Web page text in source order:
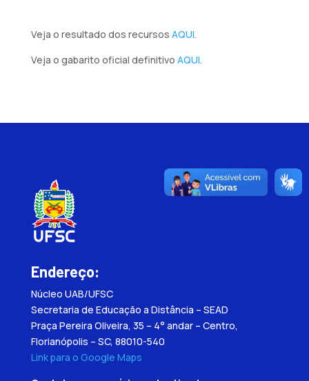
Veja o resultado dos recursos AQUI.
Veja o gabarito oficial definitivo AQUI.
Endereço:
Núcleo UAB/UFSC
Secretaria de Educação a Distância – SEAD
Praça Pereira Oliveira, 35 – 4° andar – Centro,
Florianópolis – SC, 88010-540
Link para o Google Maps